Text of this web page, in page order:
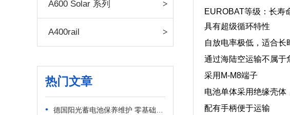
A600 Solar 系列
A400rail
热门文章
• 德国阳光蓄电池保养维护 零基础日常实操指南
EUROBAT等级：长寿
具有超级循环特性
自放电率极低，适合
通过海陆空运输不属于
采用M-M8端子
电池单体采用绝缘壳体
配有手柄便于运输